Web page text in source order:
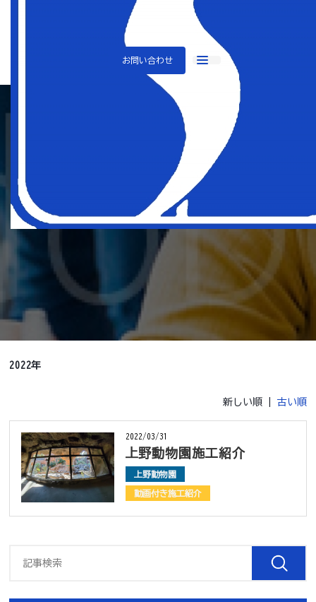
お問い合わせ
株式会社SHIDA
2022年
新しい順 | 古い順
2022/03/31
上野動物園施工紹介
上野動物園
動画付き施工紹介